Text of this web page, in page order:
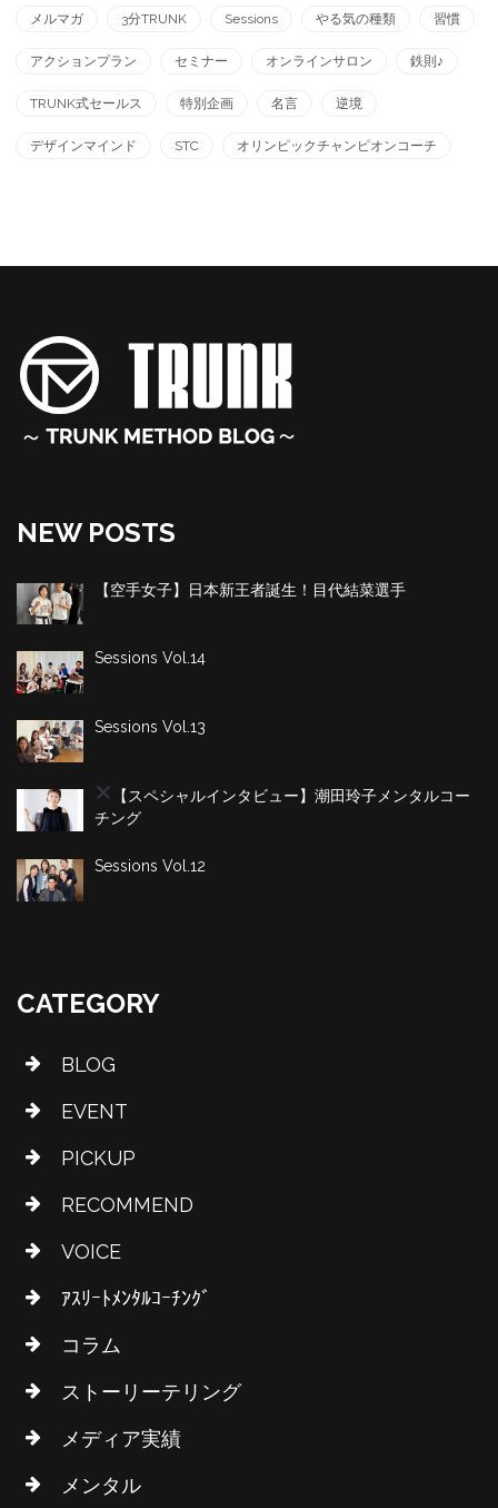
メルマガ 3分TRUNK Sessions やる気の種類 習慣
アクションプラン セミナー オンラインサロン 鉄則♪
TRUNK式セールス 特別企画 名言 逆境
デザインマインド STC オリンピックチャンピオンコーチ
NEW POSTS
【空手女子】日本新王者誕生！目代結菜選手
Sessions Vol.14
Sessions Vol.13
【スペシャルインタビュー】潮田玲子メンタルコー
チング
Sessions Vol.12
CATEGORY
BLOG
EVENT
PICKUP
RECOMMEND
VOICE
ｱｽﾘｰﾄﾒﾝﾀﾙｺｰﾁﾝｸﾞ
コラム
ストーリーテリング
メディア実績
メンタル